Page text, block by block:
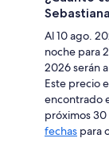
Al 10 ago.
noche para
2026 serán
Este precio
encontrado
próximos 30
fechas para